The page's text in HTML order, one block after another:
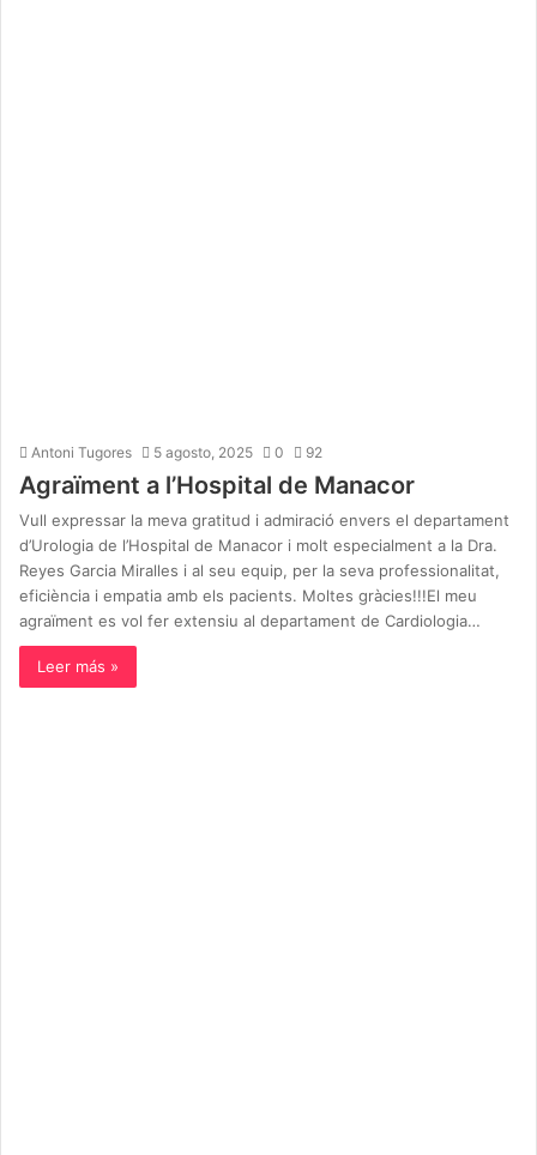
Antoni Tugores 5 agosto, 2025 0 92
Agraïment a l’Hospital de Manacor
Vull expressar la meva gratitud i admiració envers el departament
d’Urologia de l’Hospital de Manacor i molt especialment a la Dra.
Reyes Garcia Miralles i al seu equip, per la seva professionalitat,
eficiència i empatia amb els pacients. Moltes gràcies!!!El meu
agraïment es vol fer extensiu al departament de Cardiologia…
Leer más »